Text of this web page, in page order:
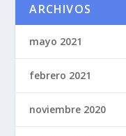
ARCHIVOS
mayo 2021
febrero 2021
noviembre 2020